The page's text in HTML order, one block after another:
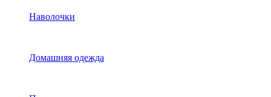
Наволочки
Домашняя одежда